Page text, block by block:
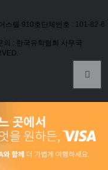
스텔 910호 단체번호 : 101-82-6
의 : 한국유학협회 사무국